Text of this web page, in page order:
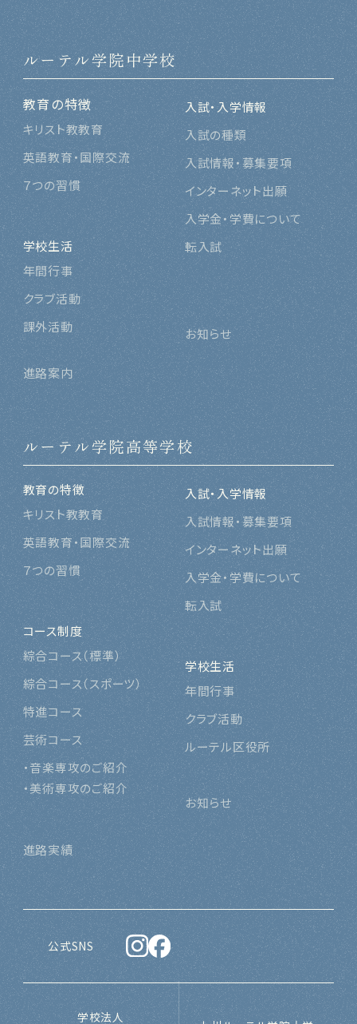
ルーテル学院中学校
教育の特徴
キリスト教教育
英語教育・国際交流
７つの習慣
学校生活
年間行事
クラブ活動
課外活動
進路案内
入試・入学情報
入試の種類
入試情報・募集要項
インターネット出願
入学金・学費について
転入試
お知らせ
ルーテル学院高等学校
教育の特徴
キリスト教教育
英語教育・国際交流
７つの習慣
コース制度
綜合コース（標準）
綜合コース（スポーツ）
特進コース
芸術コース
・音楽専攻のご紹介
・美術専攻のご紹介
進路実績
入試・入学情報
入試情報・募集要項
インターネット出願
入学金・学費について
転入試
学校生活
年間行事
クラブ活動
ルーテル区役所
お知らせ
公式SNS
学校法人